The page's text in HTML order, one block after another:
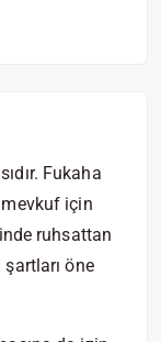
Fukaha
mevkuf için
ruhsattan
öne